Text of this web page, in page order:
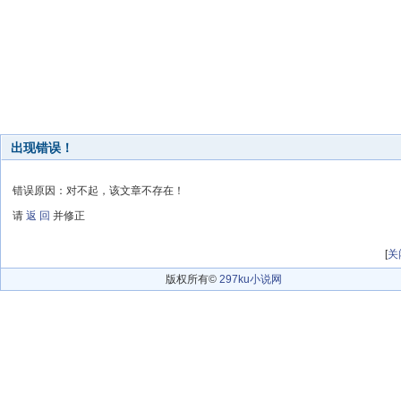
出现错误！
错误原因：对不起，该文章不存在！
请 返 回 并修正
[关
版权所有© 297ku小说网